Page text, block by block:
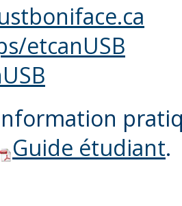
etcanUSB
Guide étudiant.